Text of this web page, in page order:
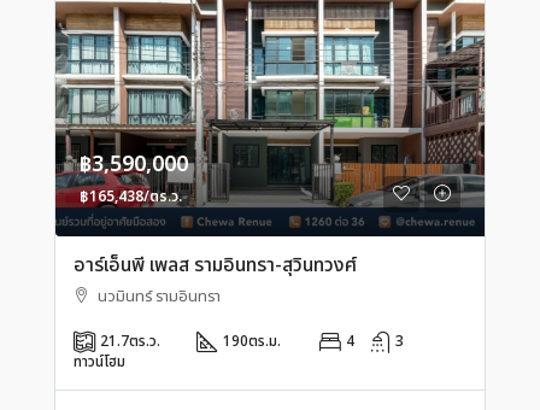
฿3,590,000
฿165,438/ตร.ว.
อาร์เอ็นพี เพลส รามอินทรา-สุวินทวงศ์
นวมินทร์ รามอินทรา
21.7ตร.ว. 190ตร.ม. 4
3
ทาวน์โฮม